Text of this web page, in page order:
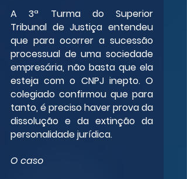
A 3ª Turma do Superior
Tribunal de Justiça entendeu
que para ocorrer a sucessão
processual de uma sociedade
empresária, não basta que ela
esteja com o CNPJ inepto. O
colegiado confirmou que para
tanto, é preciso haver prova da
dissolução e da extinção da
personalidade jurídica.
O caso